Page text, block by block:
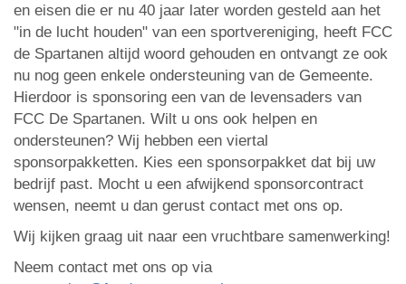
en eisen die er nu 40 jaar later worden gesteld aan het
"in de lucht houden" van een sportvereniging, heeft FCC
de Spartanen altijd woord gehouden en ontvangt ze ook
nu nog geen enkele ondersteuning van de Gemeente.
Hierdoor is sponsoring een van de levensaders van
FCC De Spartanen. Wilt u ons ook helpen en
ondersteunen? Wij hebben een viertal
sponsorpakketten. Kies een sponsorpakket dat bij uw
bedrijf past. Mocht u een afwijkend sponsorcontract
wensen, neemt u dan gerust contact met ons op.
Wij kijken graag uit naar een vruchtbare samenwerking!
Neem contact met ons op via